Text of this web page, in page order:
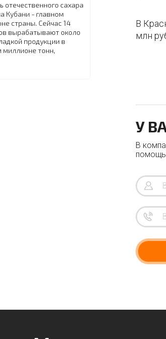
отечественного сахара
Кубани - главном
страны. Сейчас 14
вырабатывают около
продукции в
миллионе тонн,
В
млн
У
В
помощь